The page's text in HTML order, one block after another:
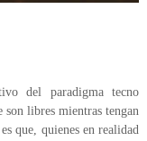
del paradigma tecno
son libres mientras tengan
que, quienes en realidad